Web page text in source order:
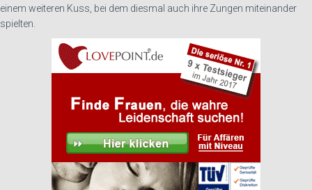
einem weiteren Kuss, bei dem diesmal auch ihre Zungen miteinander
spielten.